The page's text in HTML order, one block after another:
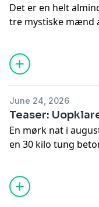
Det er en helt
tre mystiske mænd
efter springer to
Forvirringen er
på det:
til Danmark.
afsnittet iDR Lyd
June 24, 2026
Teaser:
En mørk nat i
en 30 kilo tung
motorvejsbro. En
hendes mand
være en del af en
området. Politiet